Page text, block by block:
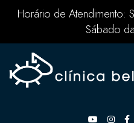
Horário de Atendimento:
Sábado